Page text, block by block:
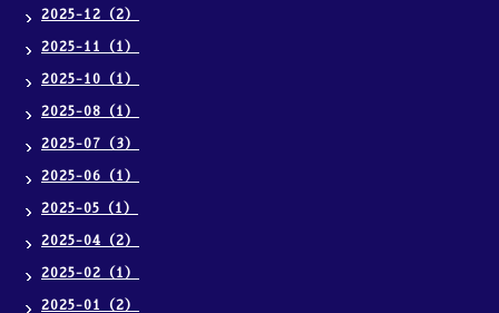
2025-12（2）
2025-11（1）
2025-10（1）
2025-08（1）
2025-07（3）
2025-06（1）
2025-05（1）
2025-04（2）
2025-02（1）
2025-01（2）